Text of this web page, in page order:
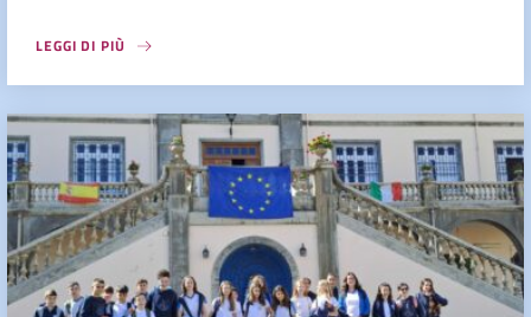
LEGGI DI PIÙ